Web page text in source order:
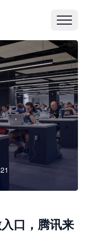
口，腾讯来